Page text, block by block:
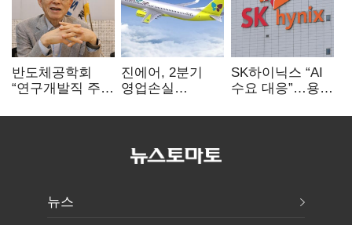
반도체공학회
“연구개발직 주
개선해야”
진에어, 2분기
영업손실
상승 여파
SK하이닉스 “AI
수요 대응”…용인
투자
뉴스